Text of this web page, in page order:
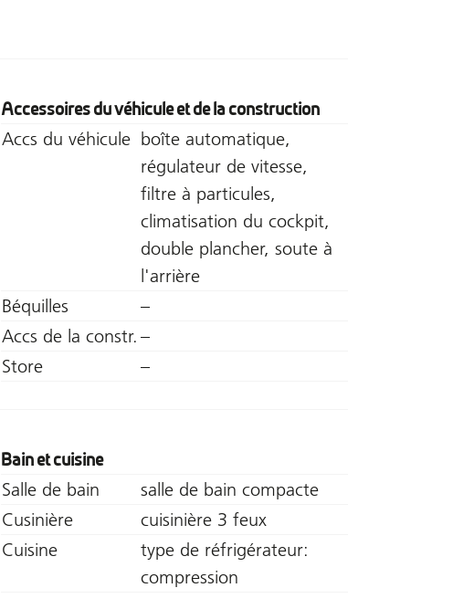
Accessoires du véhicule et de la construction
Accs du véhicule boîte automatique,
régulateur de vitesse,
filtre à particules,
climatisation du cockpit,
double plancher, soute à
l'arrière
Béquilles
–
Accs de la constr. –
Store
–
Bain et cuisine
Salle de bain
salle de bain compacte
Cusinière
cuisinière 3 feux
Cuisine
type de réfrigérateur:
compression